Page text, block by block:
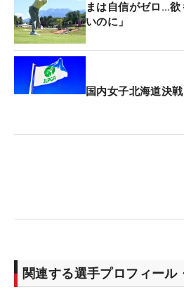
ただ、この一週間を振り返れ
いなコースでプレーできて、
という言葉も出てくる。エビ
にあり、コースからはフラン
置するレマン湖を望む。夜は
ゆえの厳しい言葉も送られた
み、生き生きとしためいっ子
まは自信がゼロ…
いのに」
国内女子北海道決
関連する選手プロフィール